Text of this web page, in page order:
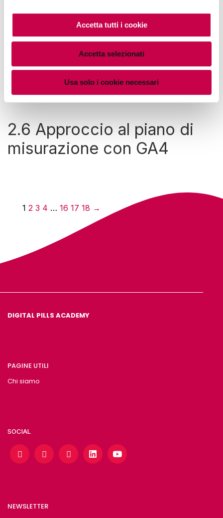
Accetta tutti i cookie
Accetta selezionati
Usa solo i cookie necessari
1.3 Introduzione al mondo
delle app
2.6 Approccio al piano di
misurazione con GA4
1 2 3 4 … 16 17 18 →
DIGITAL PILLS ACADEMY
PAGINE UTILI
Chi siamo
SOCIAL
NEWSLETTER